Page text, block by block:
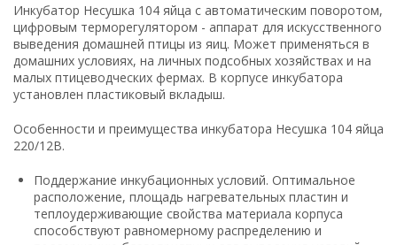
Инкубатор Несушка 104 яйца с автоматическим поворотом,
цифровым терморегулятором - аппарат для искусственного
выведения домашней птицы из яиц. Может применяться в
домашних условиях, на личных подсобных хозяйствах и на
малых птицеводческих фермах. В корпусе инкубатора
установлен пластиковый вкладыш.
Особенности и преимущества инкубатора Несушка 104 яйца
220/12В.
Поддержание инкубационных условий. Оптимальное
расположение, площадь нагревательных пластин и
теплоудерживающие свойства материала корпуса
способствуют равномерному распределению и